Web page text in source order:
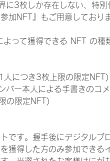
に3枚しか存在しない、特
加NFT』もご用意しており
って獲得できる NFT の種
人につき3枚上限の限定NFT)
ー本人による手書きのコ
の限定NFT)
です。握手後にデジタル
獲得した方のみ参加できる